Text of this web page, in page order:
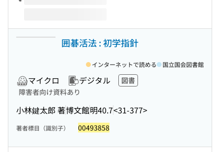
囲碁活法 : 初学指針
マイクロ デジタル
図書
障害者向け資料あり
小林鍵太郎 著博文館明40.7<31-377>
インターネットで読める 国立国会図書館
著者標目（識別子） 00493858